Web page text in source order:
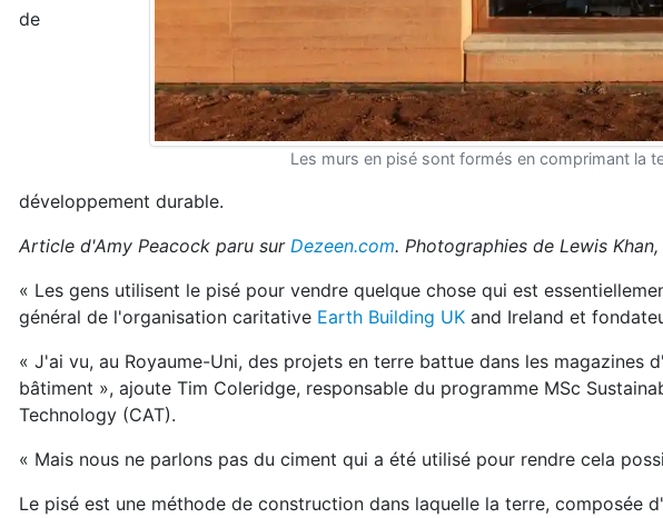
Les murs en pisé sont formés en comprimant la
de
développement durable.
Article d'Amy Peacock paru sur Dezeen.com. Photographies de Lewis
« Les gens utilisent le pisé pour vendre quelque chose qui est
général de l'organisation caritative Earth Building UK and Ireland et
« J'ai vu, au Royaume-Uni, des projets en terre battue dans les magazines
bâtiment », ajoute Tim Coleridge, responsable du programme MSc
Technology (CAT).
« Mais nous ne parlons pas du ciment qui a été utilisé pour rendre cela
Le pisé est une méthode de construction dans laquelle la terre, composée